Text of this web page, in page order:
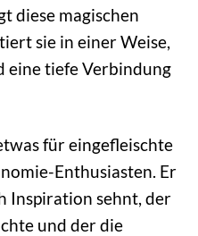
diese magischen
sie in einer Weise,
eine tiefe Verbindung
für eingefleischte
Enthusiasten. Er
Inspiration sehnt, der
und der die